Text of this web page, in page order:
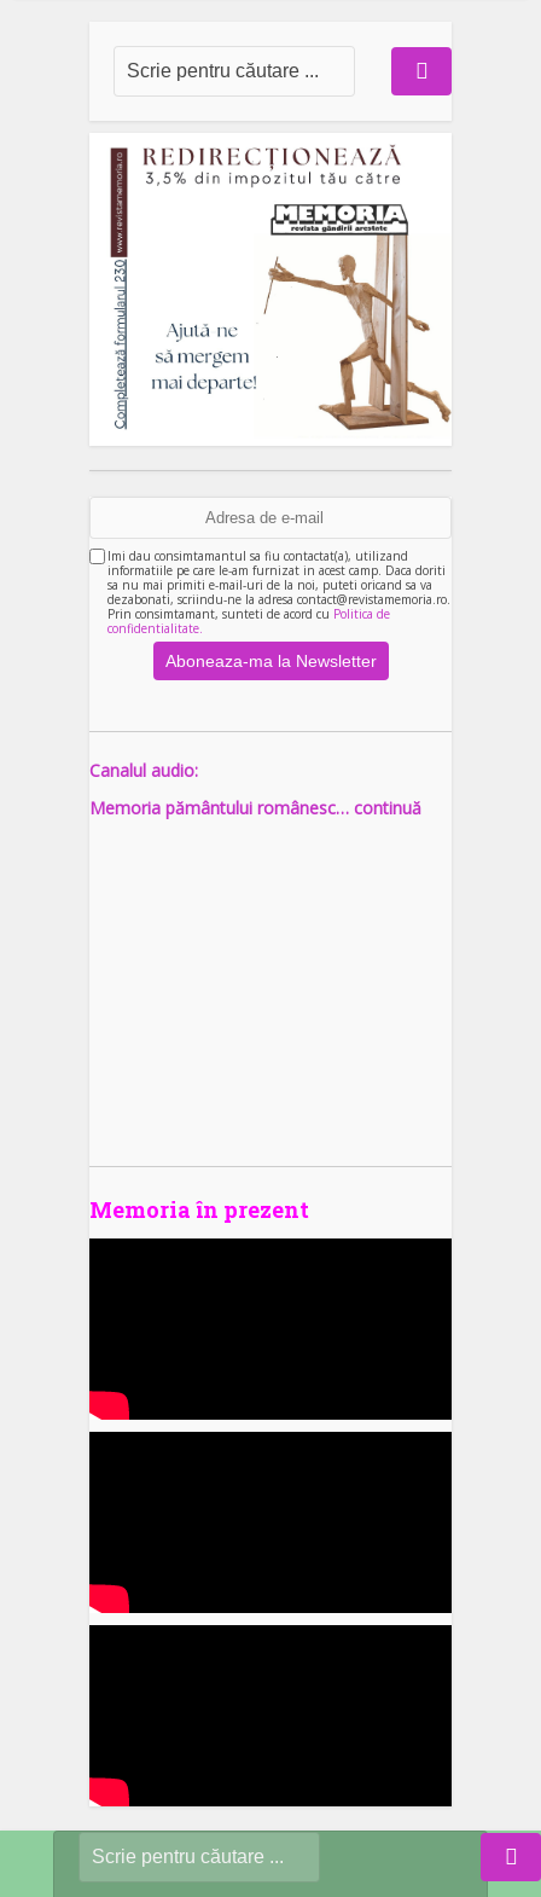
Imi dau consimtamantul sa fiu contactat(a), utilizand
informatiile pe care le-am furnizat in acest camp. Daca doriti
sa nu mai primiti e-mail-uri de la noi, puteti oricand sa va
dezabonati, scriindu-ne la adresa contact@revistamemoria.ro.
Prin consimtamant, sunteti de acord cu Politica de
confidentialitate.
Canalul audio:
Memoria pământului românesc… continuă
Memoria în prezent